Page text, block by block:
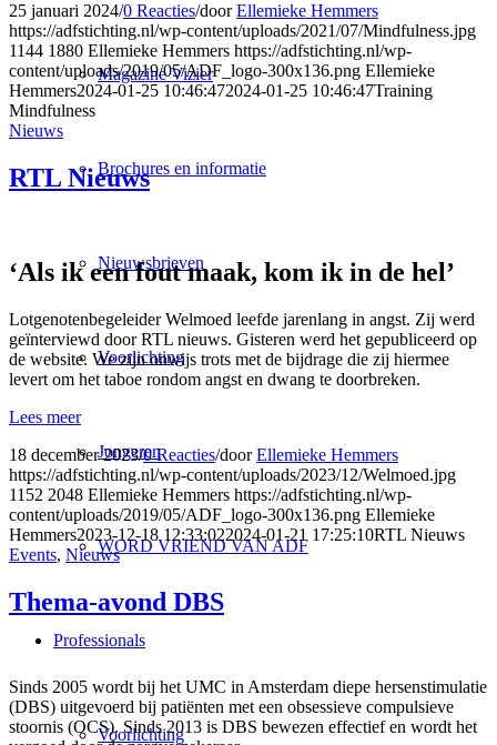
Magazine Vizier
Brochures en informatie
Nieuwsbrieven
Voorlichting
Jongeren
WORD VRIEND VAN ADF
Professionals
Voorlichting
25 januari 2024/0 Reacties/doorEllemieke Hemmers
https://adfstichting.nl/wp-content/uploads/2021/07/Mindfulness.jpg
1144 1880 Ellemieke Hemmers https://adfstichting.nl/wp-
content/uploads/2019/05/ADF_logo-300x136.png Ellemieke
Hemmers2024-01-25 10:46:472024-01-25 10:46:47Training
Mindfulness
Nieuws
RTL Nieuws
‘Als ik een fout maak, kom ik in de hel’
Lotgenotenbegeleider Welmoed leefde jarenlang in angst. Zij werd
geïnterviewd door RTL nieuws. Gisteren werd het gepubliceerd op
de website. We zijn onwijs trots met de bijdrage die zij hiermee
levert om het taboe rondom angst en dwang te doorbreken.
Lees meer
18 december 2023/0 Reacties/doorEllemieke Hemmers
https://adfstichting.nl/wp-content/uploads/2023/12/Welmoed.jpg
1152 2048 Ellemieke Hemmers https://adfstichting.nl/wp-
content/uploads/2019/05/ADF_logo-300x136.png Ellemieke
Hemmers2023-12-18 12:33:022024-01-21 17:25:10RTL Nieuws
Events, Nieuws
Thema-avond DBS
Sinds 2005 wordt bij het UMC in Amsterdam diepe hersenstimulatie
(DBS) uitgevoerd bij patiënten met een obsessieve compulsieve
stoornis (OCS). Sinds 2013 is DBS bewezen effectief en wordt het